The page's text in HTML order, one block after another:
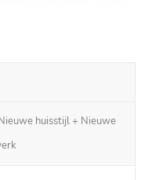
huisstijl + Nieuwe